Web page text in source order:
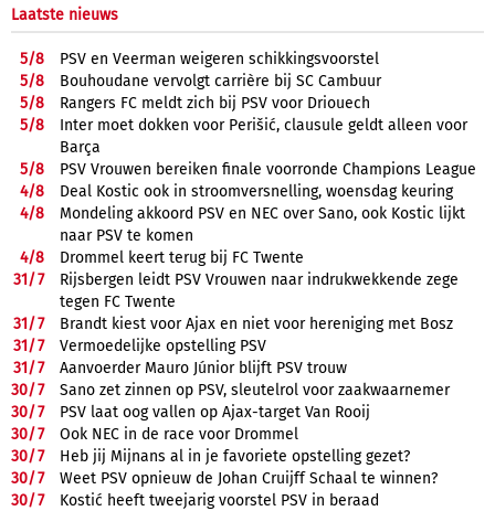
Laatste nieuws
5/8
PSV en Veerman weigeren schikkingsvoorstel
5/8
Bouhoudane vervolgt carrière bij SC Cambuur
5/8
Rangers FC meldt zich bij PSV voor Driouech
5/8
Inter moet dokken voor Perišić, clausule geldt alleen voor
Barça
5/8
PSV Vrouwen bereiken finale voorronde Champions League
4/8
Deal Kostic ook in stroomversnelling, woensdag keuring
4/8
Mondeling akkoord PSV en NEC over Sano, ook Kostic lijkt
naar PSV te komen
4/8
Drommel keert terug bij FC Twente
31/7
Rijsbergen leidt PSV Vrouwen naar indrukwekkende zege
tegen FC Twente
31/7
Brandt kiest voor Ajax en niet voor hereniging met Bosz
31/7
Vermoedelijke opstelling PSV
31/7
Aanvoerder Mauro Júnior blijft PSV trouw
30/7
Sano zet zinnen op PSV, sleutelrol voor zaakwaarnemer
30/7
PSV laat oog vallen op Ajax-target Van Rooij
30/7
Ook NEC in de race voor Drommel
30/7
Heb jij Mijnans al in je favoriete opstelling gezet?
30/7
Weet PSV opnieuw de Johan Cruijff Schaal te winnen?
30/7
Kostić heeft tweejarig voorstel PSV in beraad